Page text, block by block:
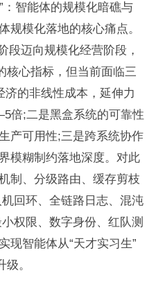
：智能体的规模化暗礁与
规模化落地的核心痛点。
段迈向规模化经营阶段，
核心指标，但当前面临三
济的非线性成本，延伸力
倍;二是黑盒系统的可靠性
产可用性;三是跨系统协作
模糊制约落地深度。对此
制、分级路由、缓存剪枝
回环、全链路日志、混沌
权限、数字身份、红队测
现智能体从“天才实习生”
。